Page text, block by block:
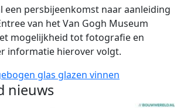
een persbijeenkomst naar aanleiding
van het Van Gogh Museum
mogelijkheid tot fotografie en
informatie hierover volgt.
glas glazen vinnen
nieuws